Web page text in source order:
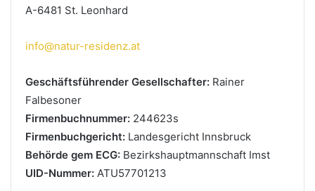
A-6481 St. Leonhard
info@natur-residenz.at
Geschäftsführender Gesellschafter: Rainer
Falbesoner
Firmenbuchnummer: 244623s
Firmenbuchgericht: Landesgericht Innsbruck
Behörde gem ECG: Bezirkshauptmannschaft Imst
UID-Nummer: ATU57701213